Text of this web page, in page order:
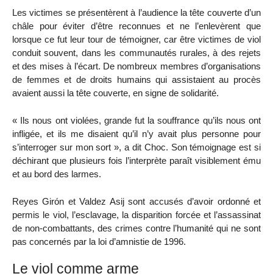
Les victimes se présentèrent à l’audience la tête couverte d’un
châle pour éviter d’être reconnues et ne l’enlevèrent que
lorsque ce fut leur tour de témoigner, car être victimes de viol
conduit souvent, dans les communautés rurales, à des rejets
et des mises à l’écart. De nombreux membres d’organisations
de femmes et de droits humains qui assistaient au procès
avaient aussi la tête couverte, en signe de solidarité.
« Ils nous ont violées, grande fut la souffrance qu’ils nous ont
infligée, et ils me disaient qu’il n’y avait plus personne pour
s’interroger sur mon sort », a dit Choc. Son témoignage est si
déchirant que plusieurs fois l’interprète paraît visiblement ému
et au bord des larmes.
Reyes Girón et Valdez Asij sont accusés d’avoir ordonné et
permis le viol, l’esclavage, la disparition forcée et l’assassinat
de non-combattants, des crimes contre l’humanité qui ne sont
pas concernés par la loi d’amnistie de 1996.
Le viol comme arme